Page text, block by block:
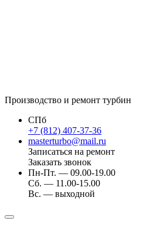
Производство и ремонт турбин
СПб
+7 (812) 407-37-36
masterturbo@mail.ru
Записаться на ремонт
Заказать звонок
Пн-Пт. — 09.00-19.00
Сб. — 11.00-15.00
Вс. — выходной